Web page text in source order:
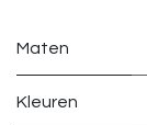
Maten
Kleuren